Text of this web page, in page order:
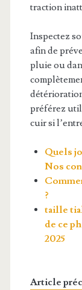
traction
Inspectez
afin de
pluie ou
préférez
cuir si
Quels
Nos
?
taille
de ce
2025
Article